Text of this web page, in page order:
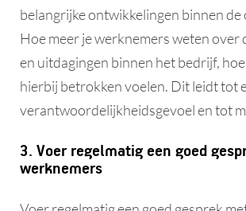
belangrijke ontwikkelingen binnen de
Hoe meer je werknemers weten over
en uitdagingen binnen het bedrijf, hoe
hierbij betrokken voelen. Dit leidt tot
verantwoordelijkheidsgevoel en tot
3. Voer regelmatig een goed
werknemers